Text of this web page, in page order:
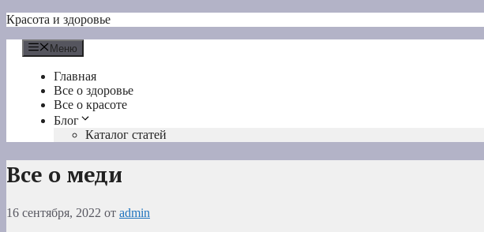
Перейти
содержимому
Красота и здоровье
Меню
Главная
Все о здоровье
Все о красоте
Блог
Каталог статей
Все о меди
16 сентября, 2022 от admin